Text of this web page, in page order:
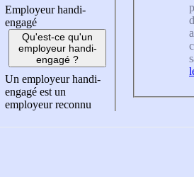
Employeur handi-
engagé
Qu'est-ce qu'un
employeur handi-
engagé ?
Un employeur handi-
engagé est un
employeur reconnu